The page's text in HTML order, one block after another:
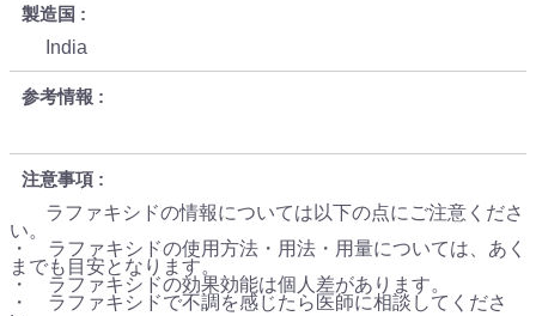
製造国
India
参考情報
注意事項
ラファキシドの情報については以下の点にご注意くださ
い。
・ ラファキシドの使用方法・用法・用量については、あく
までも目安となります。
・ ラファキシドの効果効能は個人差があります。
・ ラファキシドで不調を感じたら医師に相談してくださ